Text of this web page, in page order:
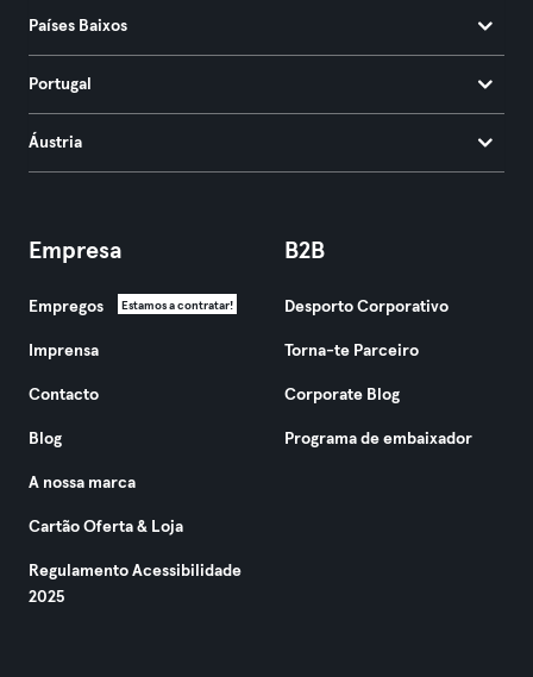
Países Baixos
Portugal
Áustria
Empresa
Empregos Estamos a contratar!
Imprensa
Contacto
Blog
A nossa marca
Cartão Oferta & Loja
Regulamento Acessibilidade
2025
B2B
Desporto Corporativo
Torna-te Parceiro
Corporate Blog
Programa de embaixador